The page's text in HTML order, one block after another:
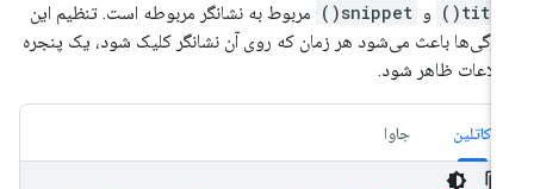
و snippet()
مربوط به نشانگر مربوطه است. تنظیم این
باعث می‌شود هر زمان که روی آن نشانگر کلیک شود، یک پنجره
ظاهر شود.
کاتلین